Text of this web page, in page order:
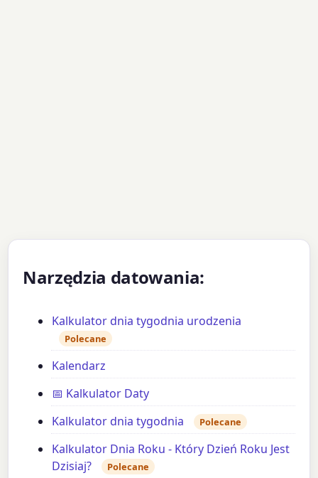
Narzędzia datowania:
Kalkulator dnia tygodnia urodzenia
Polecane
Kalendarz
📅 Kalkulator Daty
Kalkulator dnia tygodnia
Polecane
Kalkulator Dnia Roku - Który Dzień Roku Jest
Dzisiaj?
Polecane